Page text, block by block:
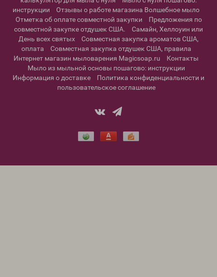
инструкции
Отзывы о работе магазина Волшебное мыло
Отметка об оплате совместной закупки
Предложения по
совместной закупке отдушек США.
Самайн, Хеллоуин или
День всех святых
Совместная закупка ароматов США,
оплата
Совместная закупка отдушек США, правила
Интернет магазин мыловарения Magicsoap.ru
Контакты
Мыло из мыльной основы пошагово: инструкции
Информация о доставке
Политика конфиденциальности и
пользовательское соглашение